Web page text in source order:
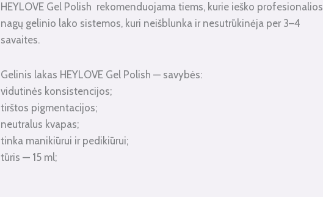
HEYLOVE Gel Polish rekomenduojama tiems, kurie ieško profesionalios
nagų gelinio lako sistemos, kuri neišblunka ir nesutrūkinėja per 3–4
savaites.
Gelinis lakas HEYLOVE Gel Polish — savybės:
vidutinės konsistencijos;
tirštos pigmentacijos;
neutralus kvapas;
tinka manikiūrui ir pedikiūrui;
tūris — 15 ml;